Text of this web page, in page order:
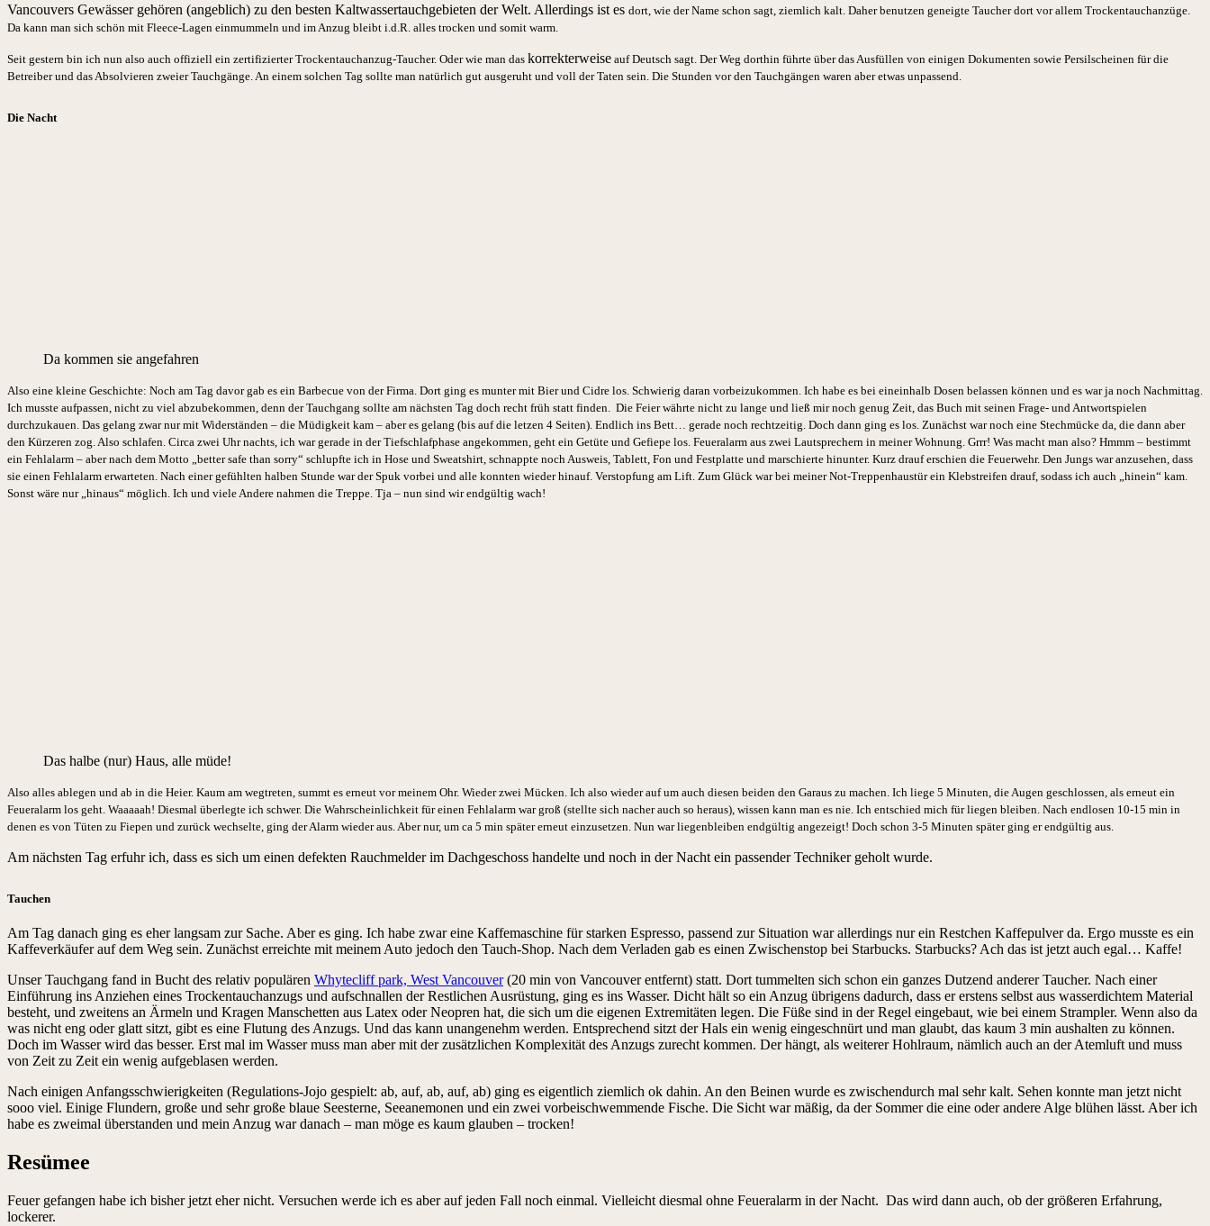
Vancouvers Gewässer gehören (angeblich) zu den besten Kaltwassertauchgebieten der Welt. Allerdings ist es dort , wie der Name schon sagt, ziemlich kalt. Daher benutzen geneigte Taucher dort vor allem Trockentauchanzüge.
Da kann man sich schön mit Fleece-Lagen einmummeln und im Anzug bleibt i.d.R. alles trocken und somit warm.
Seit gestern bin ich nun also auch offiziell ein zertifizierter Trockentauchanzug-Taucher. Oder wie man das korrekterweise auf Deutsch sagt. Der Weg dorthin führte über das Ausfüllen von einigen Dokumenten sowie Persilscheinen für die
Betreiber und das Absolvieren zweier Tauchgänge. An einem solchen Tag sollte man natürlich gut ausgeruht und voll der Taten sein. Die Stunden vor den Tauchgängen waren aber etwas unpassend.
Die Nacht
Da kommen sie angefahren
Also eine kleine Geschichte: Noch am Tag davor gab es ein Barbecue von der Firma. Dort ging es munter mit Bier und Cidre los. Schwierig daran vorbeizukommen. Ich habe es bei eineinhalb Dosen belassen können und es war ja noch Nachmittag.
Ich musste aufpassen, nicht zu viel abzubekommen, denn der Tauchgang sollte am nächsten Tag doch recht früh statt finden. Die Feier währte nicht zu lange und ließ mir noch genug Zeit, das Buch mit seinen Frage- und Antwortspielen
durchzukauen. Das gelang zwar nur mit Widerständen – die Müdigkeit kam – aber es gelang (bis auf die letzen 4 Seiten). Endlich ins Bett… gerade noch rechtzeitig. Doch dann ging es los. Zunächst war noch eine Stechmücke da, die dann aber
den Kürzeren zog. Also schlafen. Circa zwei Uhr nachts, ich war gerade in der Tiefschlafphase angekommen, geht ein Getüte und Gefiepe los. Feueralarm aus zwei Lautsprechern in meiner Wohnung. Grrr! Was macht man also? Hmmm – bestimmt
ein Fehlalarm – aber nach dem Motto „better safe than sorry“ schlupfte ich in Hose und Sweatshirt, schnappte noch Ausweis, Tablett, Fon und Festplatte und marschierte hinunter. Kurz drauf erschien die Feuerwehr. Den Jungs war anzusehen, dass
sie einen Fehlalarm erwarteten. Nach einer gefühlten halben Stunde war der Spuk vorbei und alle konnten wieder hinauf. Verstopfung am Lift. Zum Glück war bei meiner Not-Treppenhaustür ein Klebstreifen drauf, sodass ich auch „hinein“ kam.
Sonst wäre nur „hinaus“ möglich. Ich und viele Andere nahmen die Treppe. Tja – nun sind wirendgültig wach!
Das halbe (nur) Haus, alle müde!
Also alles ablegen und ab in die Heier. Kaum am wegtreten, summt es erneut vor meinem Ohr. Wieder zwei Mücken. Ich also wieder auf um auch diesen beiden den Garaus zu machen. Ich liege 5 Minuten, die Augen geschlossen, als erneut ein
Feueralarm los geht. Waaaaah! Diesmal überlegte ich schwer. Die Wahrscheinlichkeit für einen Fehlalarm war groß (stellte sich nacher auch so heraus), wissen kann man es nie. Ich entschied mich für liegen bleiben. Nach endlosen 10-15 min in
denen es von Tüten zu Fiepen und zurück wechselte, ging der Alarm wieder aus. Aber nur, um ca 5 min später erneut einzusetzen . Nun war liegenbleiben endgültig angezeigt! Doch schon 3-5 Minuten später ging er endgültig aus.
Am nächsten Tag erfuhr ich, dass es sich um einen defekten Rauchmelder im Dachgeschoss handelte und noch in der Nacht ein passender Techniker geholt wurde.
Tauchen
Am Tag danach ging es eher langsam zur Sache. Aber es ging. Ich habe zwar eine Kaffemaschine für starken Espresso, passend zur Situation war allerdings nur ein Restchen Kaffepulver da. Ergo musste es ein
Kaffeverkäufer auf dem Weg sein. Zunächst erreichte mit meinem Auto jedoch den Tauch-Shop. Nach dem Verladen gab es einen Zwischenstop bei Starbucks. Starbucks? Ach das ist jetzt auch egal… Kaffe!
Unser Tauchgang fand in Bucht des relativ populären Whytecliff park, West Vancouver(20 min von Vancouver entfernt) statt. Dort tummelten sich schon ein ganzes Dutzend anderer Taucher. Nach einer
Einführung ins Anziehen eines Trockentauchanzugs und aufschnallen der Restlichen Ausrüstung, ging es ins Wasser. Dicht hält so ein Anzug übrigens dadurch, dass er erstens selbst aus wasserdichtem Material
besteht, und zweitens an Ärmeln und Kragen Manschetten aus Latex oder Neopren hat, die sich um die eigenen Extremitäten legen. Die Füße sind in der Regel eingebaut, wie bei einem Strampler. Wenn also da
was nicht eng oder glatt sitzt, gibt es eine Flutung des Anzugs. Und das kann unangenehm werden. Entsprechend sitzt der Hals ein wenig eingeschnürt und man glaubt, das kaum 3 min aushalten zu können.
Doch im Wasser wird das besser. Erst mal im Wasser muss man aber mit der zusätzlichen Komplexität des Anzugs zurecht kommen. Der hängt, als weiterer Hohlraum, nämlich auch an der Atemluft und muss
von Zeit zu Zeit ein wenig aufgeblasen werden.
Nach einigen Anfangsschwierigkeiten (Regulations-Jojo gespielt: ab, auf, ab, auf, ab) ging es eigentlich ziemlich ok dahin. An den Beinen wurde es zwischendurch mal sehr kalt. Sehen konnte man jetzt nicht
sooo viel. Einige Flundern, große und sehr große blaue Seesterne, Seeanemonen und ein zwei vorbeischwemmende Fische. Die Sicht war mäßig, da der Sommer die eine oder andere Alge blühen lässt. Aber ich
habe es zweimal überstanden und mein Anzug war danach – man möge es kaum glauben – trocken!
Resümee
Feuer gefangen habe ich bisher jetzt eher nicht. Versuchen werde ich es aber auf jeden Fall noch einmal. Vielleicht diesmal ohne Feueralarm in der Nacht. Das wird dann auch, ob der größeren Erfahrung,
lockerer.